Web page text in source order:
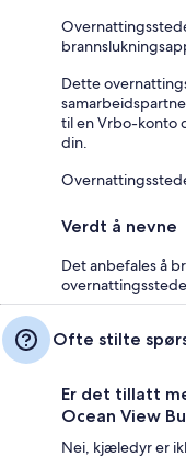
Dette
til en Vrbo-konto
din.
Verdt å nevne
Det anbefales å
Ofte stilte
Er det tillatt
Ocean View
Nei, kjæledyr er